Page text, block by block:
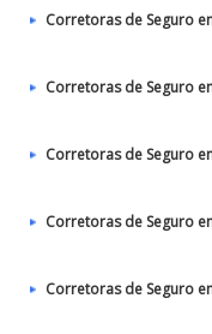
Corretoras de Seguro
Corretoras de Seguro
Corretoras de Seguro
Corretoras de Seguro
Corretoras de Seguro